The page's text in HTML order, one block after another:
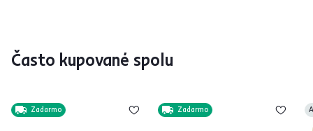
Často kupované spolu
Zadarmo Zadarmo